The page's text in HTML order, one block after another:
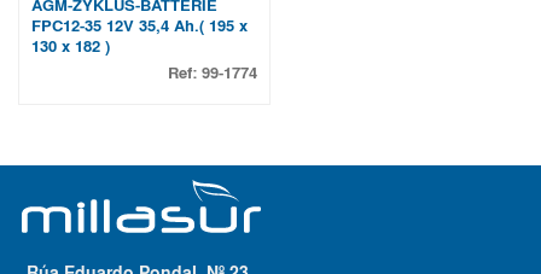
AGM-ZYKLUS-BATTERIE
FPC12-35 12V 35,4 Ah.( 195 x
130 x 182 )
Ref: 99-1774